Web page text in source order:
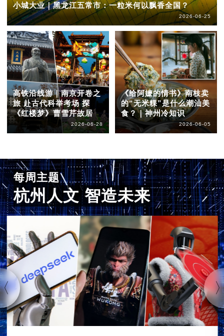
小城大业｜黑龙江五常市：一粒米何以飘香全国？
2026-06-25
高铁沿线游｜南京开卷之
旅 赴古代科举考场 探
《红楼梦》曹雪芹故居
2026-06-28
《给阿嬷的情书》南枝卖
的“无米粿”是什么潮汕美
食？｜神州冷知识
2026-06-05
每周主题
杭州人文 智造未来